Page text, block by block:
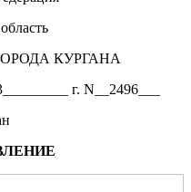
КУРГАНА
г. N__2496___